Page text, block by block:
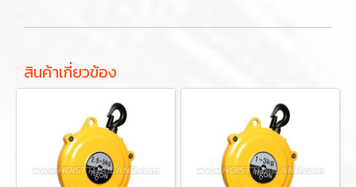
สินค้าเกี่ยวข้อง